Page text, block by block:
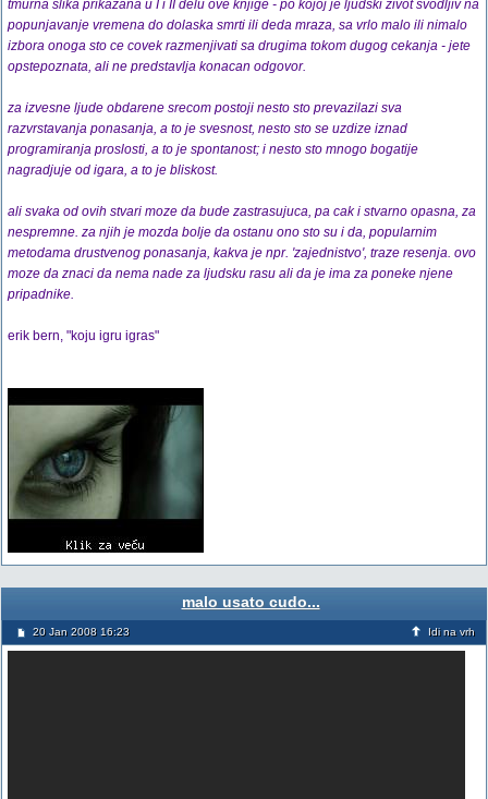
tmurna slika prikazana u I i II delu ove knjige - po kojoj je ljudski zivot svodljiv na
popunjavanje vremena do dolaska smrti ili deda mraza, sa vrlo malo ili nimalo
izbora onoga sto ce covek razmenjivati sa drugima tokom dugog cekanja - jete
opstepoznata, ali ne predstavlja konacan odgovor.
za izvesne ljude obdarene srecom postoji nesto sto prevazilazi sva
razvrstavanja ponasanja, a to je svesnost, nesto sto se uzdize iznad
programiranja proslosti, a to je spontanost; i nesto sto mnogo bogatije
nagradjuje od igara, a to je bliskost.
ali svaka od ovih stvari moze da bude zastrasujuca, pa cak i stvarno opasna, za
nespremne. za njih je mozda bolje da ostanu ono sto su i da, popularnim
metodama drustvenog ponasanja, kakva je npr. 'zajednistvo', traze resenja. ovo
moze da znaci da nema nade za ljudsku rasu ali da je ima za poneke njene
pripadnike.
erik bern, "koju igru igras"
malo usato cudo...
20 Jan 2008 16:23 Idi na vrh